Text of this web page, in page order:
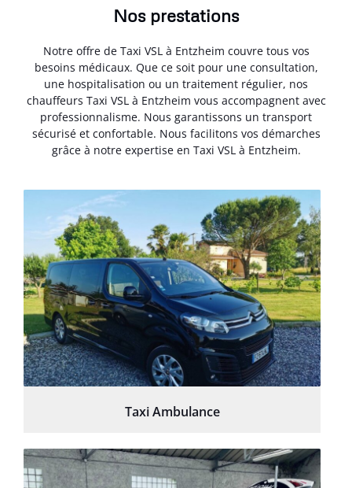
Nos prestations
Notre offre de Taxi VSL à Entzheim couvre tous vos
besoins médicaux. Que ce soit pour une consultation,
une hospitalisation ou un traitement régulier, nos
chauffeurs Taxi VSL à Entzheim vous accompagnent avec
professionnalisme. Nous garantissons un transport
sécurisé et confortable. Nous facilitons vos démarches
grâce à notre expertise en Taxi VSL à Entzheim.
Taxi Ambulance